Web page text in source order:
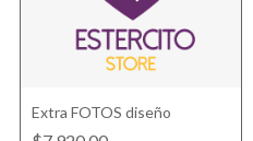
Extra FOTOS diseño